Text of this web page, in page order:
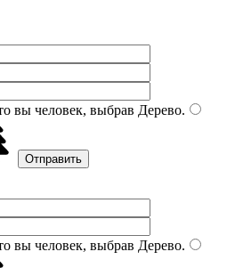
вы человек, выбрав Дерево.
вы человек, выбрав Дерево.